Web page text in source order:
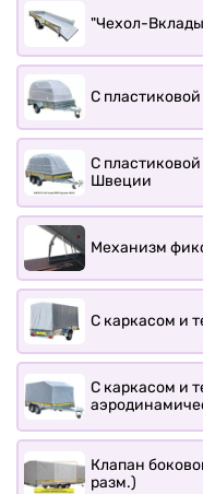
"Чехол-
С
С
Швеции
Механизм
С каркасом и
С каркасом и
Клапан
разм.)